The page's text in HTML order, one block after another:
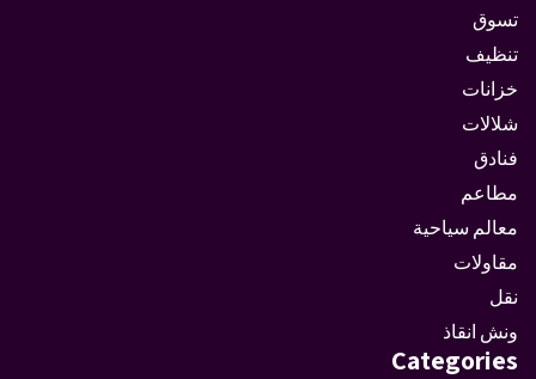
تسوق
تنظيف
خزانات
شلالات
فنادق
مطاعم
معالم سياحية
مقاولات
نقل
ونش انقاذ
Categories